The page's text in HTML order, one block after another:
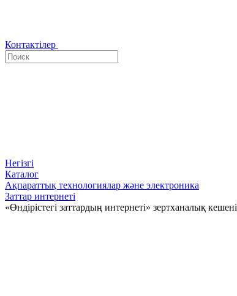
Контактілер
Негізгі
Каталог
Ақпараттық технологиялар және электроника
Заттар интернеті
«Өндірістегі заттардың интернеті» зертханалық кешені